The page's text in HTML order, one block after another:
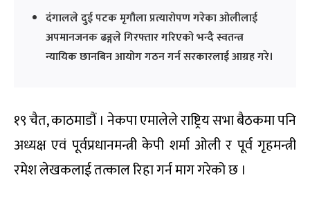
दंगालले दुई पटक मृगौला प्रत्यारोपण गरेका ओलीलाई
अपमानजनक ढङ्गले गिरफ्तार गरिएको भन्दै स्वतन्त्र
न्यायिक छानबिन आयोग गठन गर्न सरकारलाई आग्रह गरे।
१९ चैत, काठमाडौं । नेकपा एमालेले राष्ट्रिय सभा बैठकमा पनि
अध्यक्ष एवं पूर्वप्रधानमन्त्री केपी शर्मा ओली र पूर्व गृहमन्त्री
रमेश लेखकलाई तत्काल रिहा गर्न माग गरेको छ ।